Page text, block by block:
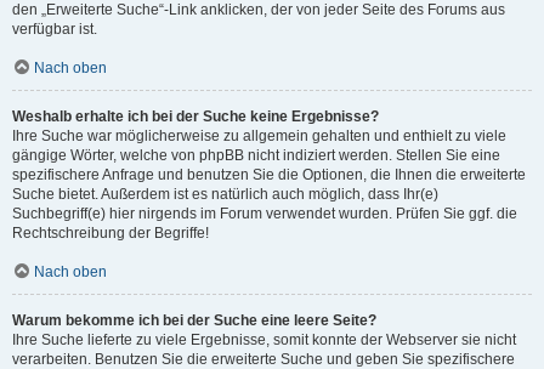
den „Erweiterte Suche“-Link anklicken, der von jeder Seite des Forums aus
verfügbar ist.
Nach oben
Weshalb erhalte ich bei der Suche keine Ergebnisse?
Ihre Suche war möglicherweise zu allgemein gehalten und enthielt zu viele
gängige Wörter, welche von phpBB nicht indiziert werden. Stellen Sie eine
spezifischere Anfrage und benutzen Sie die Optionen, die Ihnen die erweiterte
Suche bietet. Außerdem ist es natürlich auch möglich, dass Ihr(e)
Suchbegriff(e) hier nirgends im Forum verwendet wurden. Prüfen Sie ggf. die
Rechtschreibung der Begriffe!
Nach oben
Warum bekomme ich bei der Suche eine leere Seite?
Ihre Suche lieferte zu viele Ergebnisse, somit konnte der Webserver sie nicht
verarbeiten. Benutzen Sie die erweiterte Suche und geben Sie spezifischere